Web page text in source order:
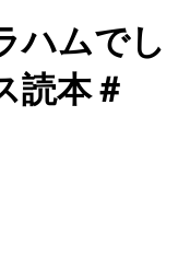
ハムでし
読本＃